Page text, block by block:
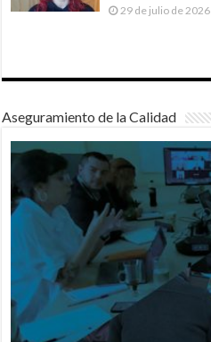
29 de julio de 2026
Aseguramiento de la Calidad